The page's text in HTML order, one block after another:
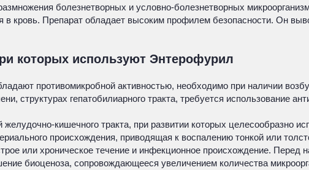
болезнетворных и условно-болезнетворных
в кровь. Препарат обладает высоким профилем безопасности. Он
которых используют Энтерофурил
противомикробной активностью, необходимо при наличии
структурах гепатобилиарного тракта, требуется использование
кишечного тракта, при развитии которых целесообразно
происхождения, приводящая к воспалению тонкой или
или хроническое течение и инфекционное происхождение. Перед
биоценоза, сопровождающееся увеличением количества